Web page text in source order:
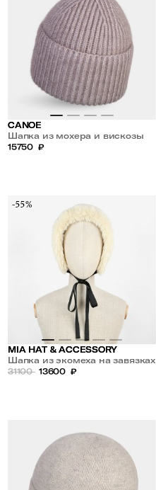
CANOE
Шапка из мохера и вискозы
15750 ₽
-55%
MIA HAT & ACCESSORY
Шапка из экомеха на завязках
31100 13600 ₽